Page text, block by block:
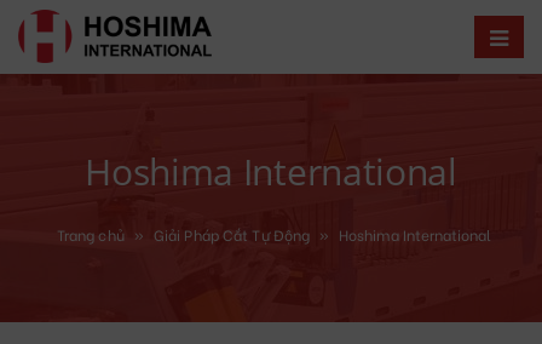
Hoshima International
Trang chủ » Giải Pháp Cắt Tự Động » Hoshima International